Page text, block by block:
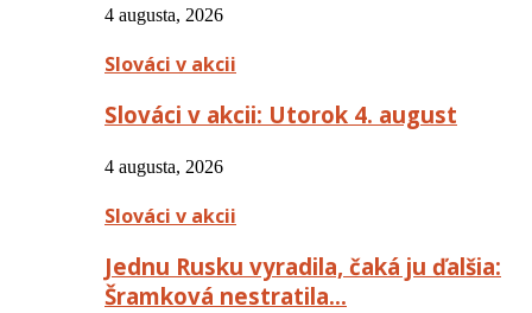
4 augusta, 2026
Slováci v akcii
Slováci v akcii: Utorok 4. august
4 augusta, 2026
Slováci v akcii
Jednu Rusku vyradila, čaká ju ďalšia:
Šramková nestratila…